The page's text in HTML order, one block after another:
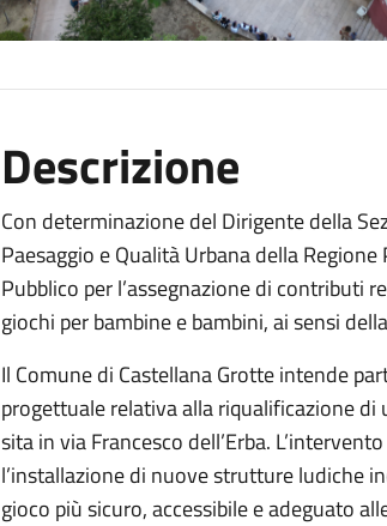
Descrizione
Con determinazione del Dirigente della
Paesaggio e Qualità Urbana della
Pubblico per l’assegnazione di contributi
giochi per bambine e bambini, ai sensi
Il Comune di Castellana Grotte intende
progettuale relativa alla riqualificazione di
sita in via Francesco dell’Erba.
l’installazione di nuove strutture ludiche
gioco più sicuro, accessibile e adeguato